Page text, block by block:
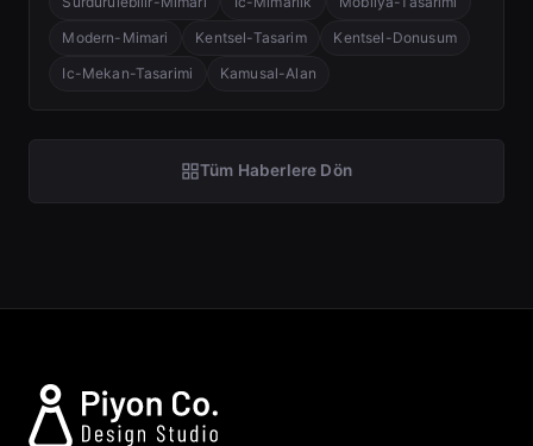
Modern-Mimari
Kentsel-Tasarim
Kentsel-Donusum
Ic-Mekan-Tasarimi
Kamusal-Alan
Tüm Haberlere Dön